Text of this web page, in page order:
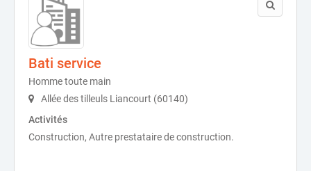
Bati service
Homme toute main
Allée des tilleuls Liancourt (60140)
Activités
Construction, Autre prestataire de construction.